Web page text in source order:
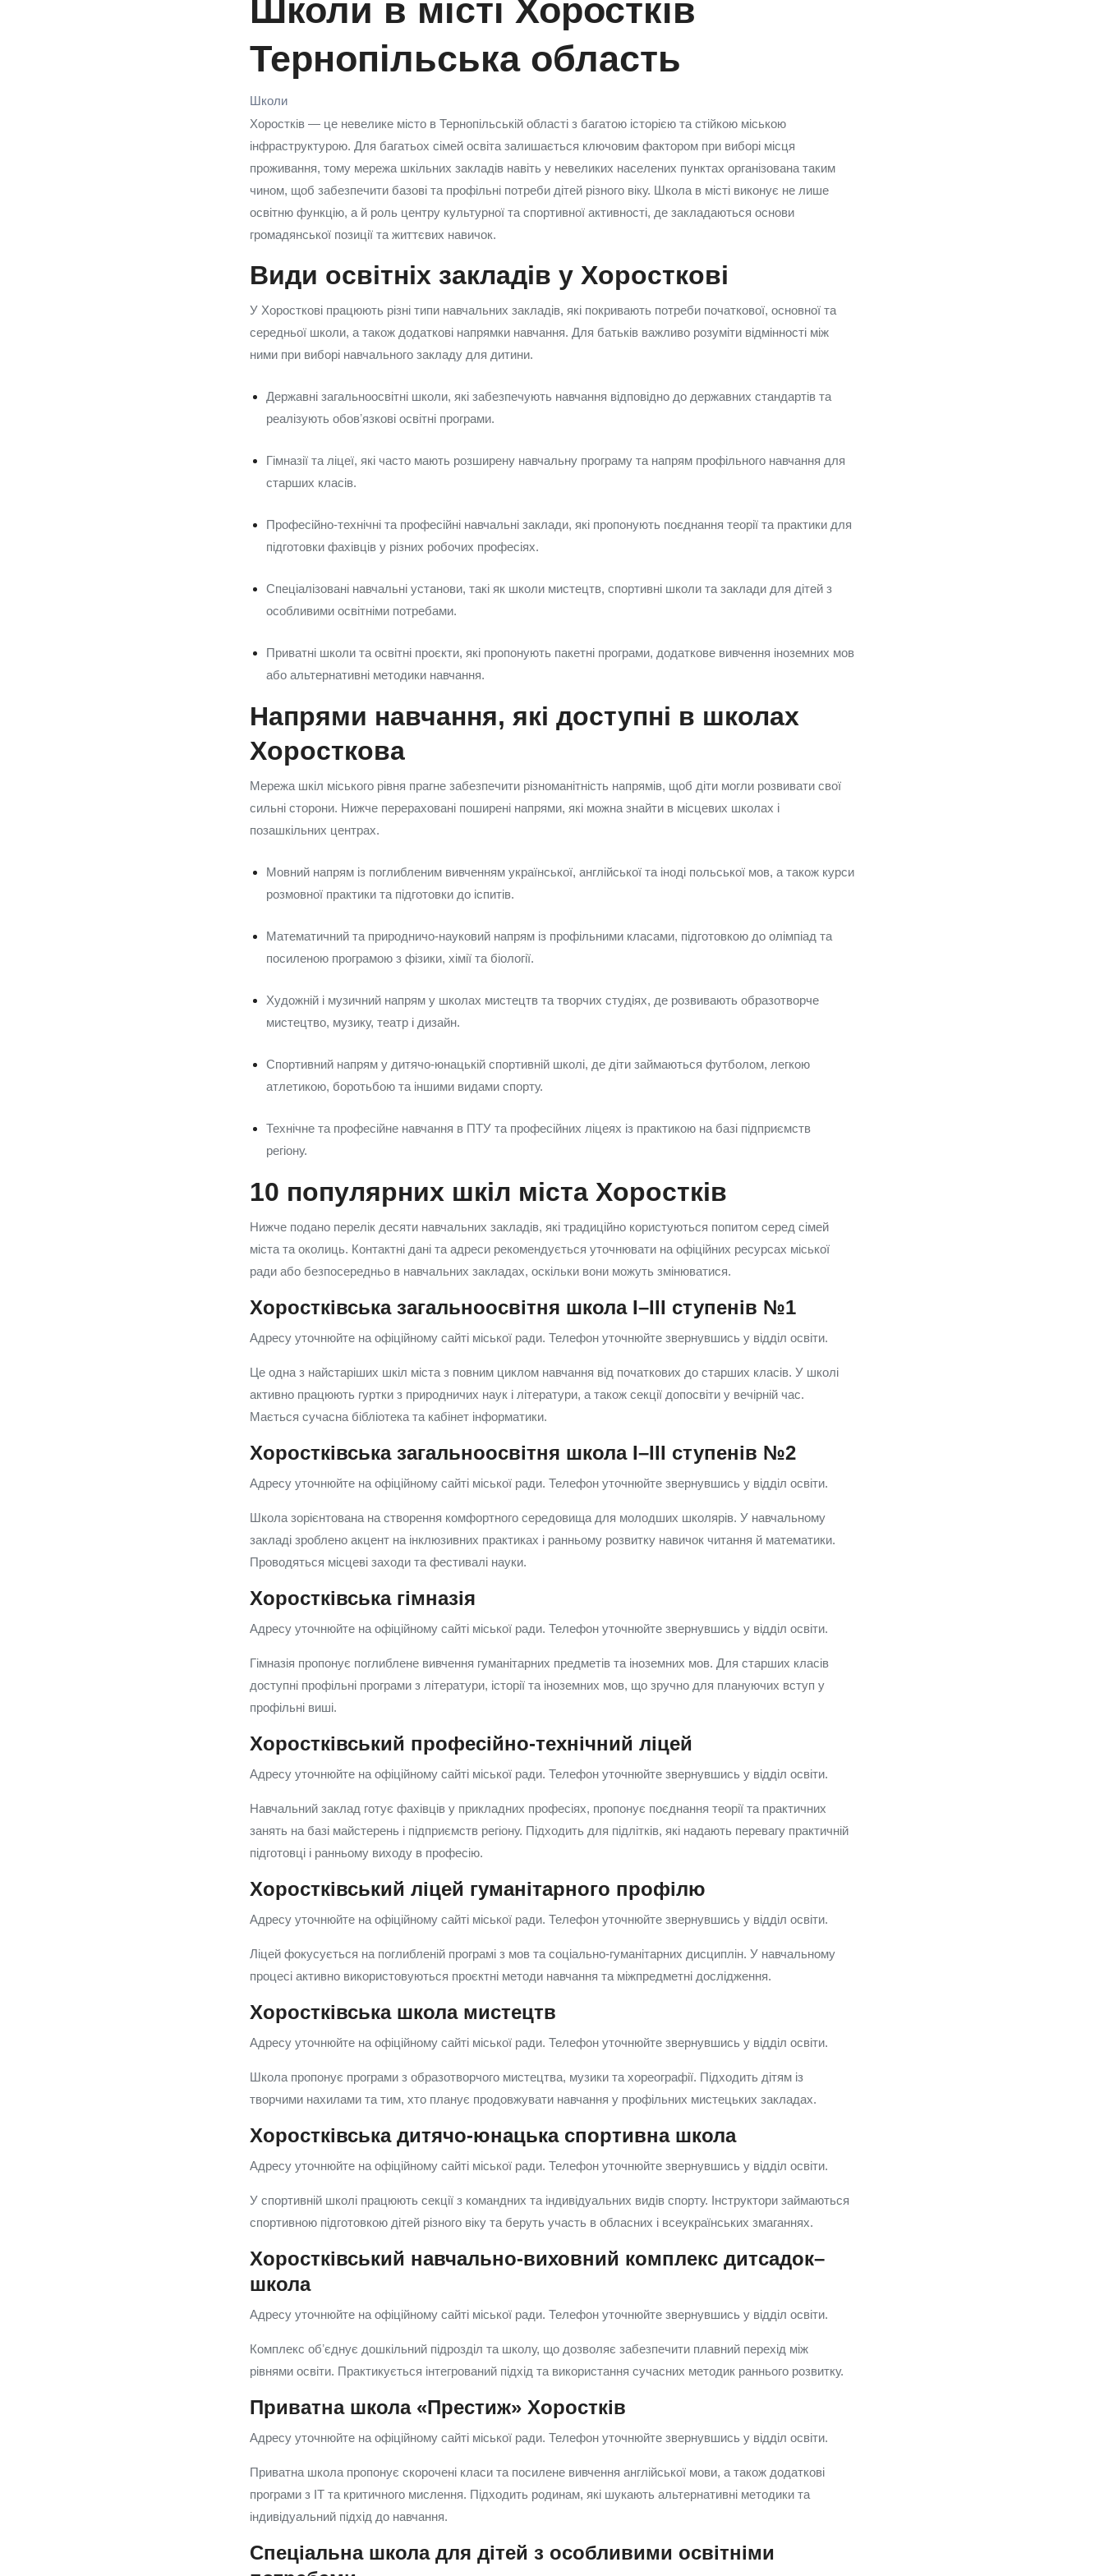
Школи в місті Хоростків
Тернопільська область
Школи
Хоростків — це невелике місто в Тернопільській області з багатою історією та стійкою міською
інфраструктурою. Для багатьох сімей освіта залишається ключовим фактором при виборі місця
проживання, тому мережа шкільних закладів навіть у невеликих населених пунктах організована таким
чином, щоб забезпечити базові та профільні потреби дітей різного віку. Школа в місті виконує не лише
освітню функцію, а й роль центру культурної та спортивної активності, де закладаються основи
громадянської позиції та життєвих навичок.
Види освітніх закладів у Хоросткові
У Хоросткові працюють різні типи навчальних закладів, які покривають потреби початкової, основної та
середньої школи, а також додаткові напрямки навчання. Для батьків важливо розуміти відмінності між
ними при виборі навчального закладу для дитини.
Державні загальноосвітні школи, які забезпечують навчання відповідно до державних стандартів та
реалізують обовʼязкові освітні програми.
Гімназії та ліцеї, які часто мають розширену навчальну програму та напрям профільного навчання для
старших класів.
Професійно-технічні та професійні навчальні заклади, які пропонують поєднання теорії та практики для
підготовки фахівців у різних робочих професіях.
Спеціалізовані навчальні установи, такі як школи мистецтв, спортивні школи та заклади для дітей з
особливими освітніми потребами.
Приватні школи та освітні проєкти, які пропонують пакетні програми, додаткове вивчення іноземних мов
або альтернативні методики навчання.
Напрями навчання, які доступні в школах
Хоросткова
Мережа шкіл міського рівня прагне забезпечити різноманітність напрямів, щоб діти могли розвивати свої
сильні сторони. Нижче перераховані поширені напрями, які можна знайти в місцевих школах і
позашкільних центрах.
Мовний напрям із поглибленим вивченням української, англійської та іноді польської мов, а також курси
розмовної практики та підготовки до іспитів.
Математичний та природничо-науковий напрям із профільними класами, підготовкою до олімпіад та
посиленою програмою з фізики, хімії та біології.
Художній і музичний напрям у школах мистецтв та творчих студіях, де розвивають образотворче
мистецтво, музику, театр і дизайн.
Спортивний напрям у дитячо-юнацькій спортивній школі, де діти займаються футболом, легкою
атлетикою, боротьбою та іншими видами спорту.
Технічне та професійне навчання в ПТУ та професійних ліцеях із практикою на базі підприємств
регіону.
10 популярних шкіл міста Хоростків
Нижче подано перелік десяти навчальних закладів, які традиційно користуються попитом серед сімей
міста та околиць. Контактні дані та адреси рекомендується уточнювати на офіційних ресурсах міської
ради або безпосередньо в навчальних закладах, оскільки вони можуть змінюватися.
Хоростківська загальноосвітня школа I–III ступенів №1
Адресу уточнюйте на офіційному сайті міської ради. Телефон уточнюйте звернувшись у відділ освіти.
Це одна з найстаріших шкіл міста з повним циклом навчання від початкових до старших класів. У школі
активно працюють гуртки з природничих наук і літератури, а також секції допосвіти у вечірній час.
Мається сучасна бібліотека та кабінет інформатики.
Хоростківська загальноосвітня школа I–III ступенів №2
Адресу уточнюйте на офіційному сайті міської ради. Телефон уточнюйте звернувшись у відділ освіти.
Школа зорієнтована на створення комфортного середовища для молодших школярів. У навчальному
закладі зроблено акцент на інклюзивних практиках і ранньому розвитку навичок читання й математики.
Проводяться місцеві заходи та фестивалі науки.
Хоростківська гімназія
Адресу уточнюйте на офіційному сайті міської ради. Телефон уточнюйте звернувшись у відділ освіти.
Гімназія пропонує поглиблене вивчення гуманітарних предметів та іноземних мов. Для старших класів
доступні профільні програми з літератури, історії та іноземних мов, що зручно для плануючих вступ у
профільні виші.
Хоростківський професійно-технічний ліцей
Адресу уточнюйте на офіційному сайті міської ради. Телефон уточнюйте звернувшись у відділ освіти.
Навчальний заклад готує фахівців у прикладних професіях, пропонує поєднання теорії та практичних
занять на базі майстерень і підприємств регіону. Підходить для підлітків, які надають перевагу практичній
підготовці і ранньому виходу в професію.
Хоростківський ліцей гуманітарного профілю
Адресу уточнюйте на офіційному сайті міської ради. Телефон уточнюйте звернувшись у відділ освіти.
Ліцей фокусується на поглибленій програмі з мов та соціально-гуманітарних дисциплін. У навчальному
процесі активно використовуються проєктні методи навчання та міжпредметні дослідження.
Хоростківська школа мистецтв
Адресу уточнюйте на офіційному сайті міської ради. Телефон уточнюйте звернувшись у відділ освіти.
Школа пропонує програми з образотворчого мистецтва, музики та хореографії. Підходить дітям із
творчими нахилами та тим, хто планує продовжувати навчання у профільних мистецьких закладах.
Хоростківська дитячо-юнацька спортивна школа
Адресу уточнюйте на офіційному сайті міської ради. Телефон уточнюйте звернувшись у відділ освіти.
У спортивній школі працюють секції з командних та індивідуальних видів спорту. Інструктори займаються
спортивною підготовкою дітей різного віку та беруть участь в обласних і всеукраїнських змаганнях.
Хоростківський навчально-виховний комплекс дитсадок–
школа
Адресу уточнюйте на офіційному сайті міської ради. Телефон уточнюйте звернувшись у відділ освіти.
Комплекс обʼєднує дошкільний підрозділ та школу, що дозволяє забезпечити плавний перехід між
рівнями освіти. Практикується інтегрований підхід та використання сучасних методик раннього розвитку.
Приватна школа «Престиж» Хоростків
Адресу уточнюйте на офіційному сайті міської ради. Телефон уточнюйте звернувшись у відділ освіти.
Приватна школа пропонує скорочені класи та посилене вивчення англійської мови, а також додаткові
програми з IT та критичного мислення. Підходить родинам, які шукають альтернативні методики та
індивідуальний підхід до навчання.
Спеціальна школа для дітей з особливими освітніми